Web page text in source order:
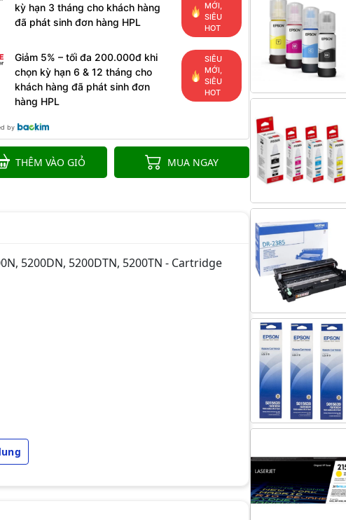
kỳ hạn 3 tháng cho khách hàng
đã phát sinh đơn hàng HPL
MỚI,
SIÊU
HOT
Giảm 5% – tối đa 200.000đ khi
chọn kỳ hạn 6 & 12 tháng cho
khách hàng đã phát sinh đơn
hàng HPL
SIÊU
MỚI,
SIÊU
HOT
by
THÊM VÀO GIỎ MUA NGAY
5200DN, 5200DTN, 5200TN - Cartridge